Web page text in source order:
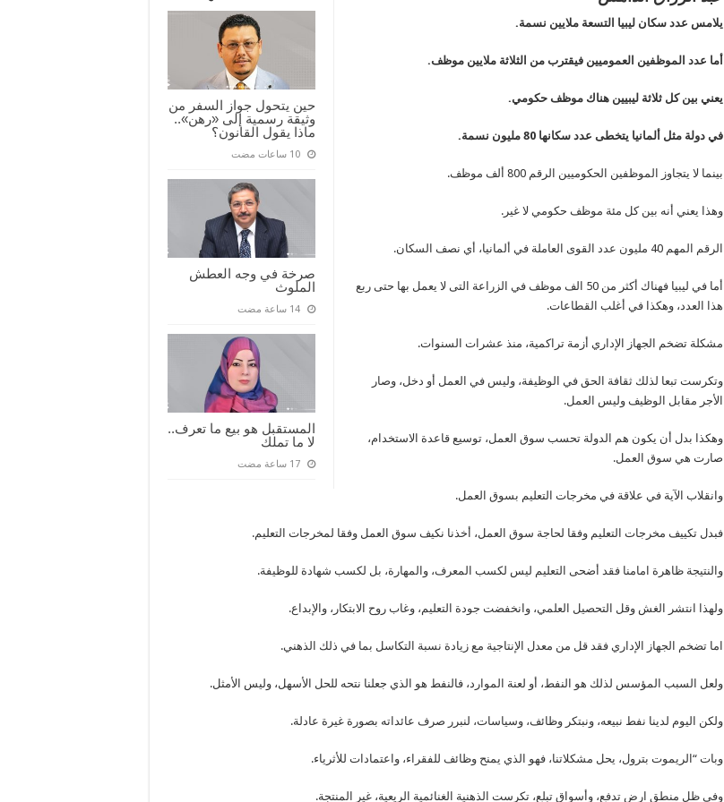
حين يتحول جواز السفر من
وثيقة رسمية إلى «رهن»..
ماذا يقول القانون؟
صرخة في وجه العطش
الملوث
المستقبل هو بيع ما تعرف..
لا ما تملك
يلامس عدد سكان ليبيا التسعة ملايين نسمة.
أما عدد الموظفين العموميين فيقترب من الثلاثة ملايين موظف.
يعني بين كل ثلاثة ليبيين هناك موظف حكومي.
في دولة مثل ألمانيا يتخطى عدد سكانها 80 مليون نسمة.
بينما لا يتجاوز الموظفين الحكوميين الرقم 800 ألف موظف.
وهذا يعني أنه بين كل مئة موظف حكومي لا غير.
الرقم المهم 40 مليون عدد القوى العاملة في ألمانيا، أي نصف السكان.
أما في ليبيا فهناك أكثر من 50 الف موظف في الزراعة التى لا يعمل بها حتى ربع
هذا العدد، وهكذا في أغلب القطاعات.
مشكلة تضخم الجهاز الإداري أزمة تراكمية، منذ عشرات السنوات.
وتكرست تبعا لذلك ثقافة الحق في الوظيفة، وليس في العمل أو دخل، وصار
الأجر مقابل الوظيف وليس العمل.
وهكذا بدل أن يكون هم الدولة تحسب سوق العمل، توسيع قاعدة الاستخدام،
صارت هي سوق العمل.
وانقلاب الآية في علاقة في مخرجات التعليم بسوق العمل.
فبدل تكييف مخرجات التعليم وفقا لحاجة سوق العمل، أخذنا نكيف سوق العمل وفقا لمخرجات التعليم.
والنتيجة ظاهرة امامنا فقد أضحى التعليم ليس لكسب المعرف، والمهارة، بل لكسب شهادة للوظيفة.
ولهذا انتشر الغش وقل التحصيل العلمي، وانخفضت جودة التعليم، وغاب روح الابتكار، والإبداع.
اما تضخم الجهاز الإداري فقد قل من معدل الإنتاجية مع زيادة نسبة التكاسل بما في ذلك الذهني.
ولعل السبب المؤسس لذلك هو النفط، أو لعنة الموارد، فالنفط هو الذي جعلنا نتحه للحل الأسهل، وليس الأمثل.
ولكن اليوم لدينا نفط نبيعه، ونبتكر وظائف، وسياسات، لنبرر صرف عائداته بصورة غيرة عادلة.
وبات “الريموت بترول، يحل مشكلاتنا، فهو الذي يمنح وظائف للفقراء، واعتمادات للأثرياء.
وفي ظل منطق ارض تدفع، وأسواق تبلع، تكرست الذهنية الغنائمية الريعية، غير المنتجة.